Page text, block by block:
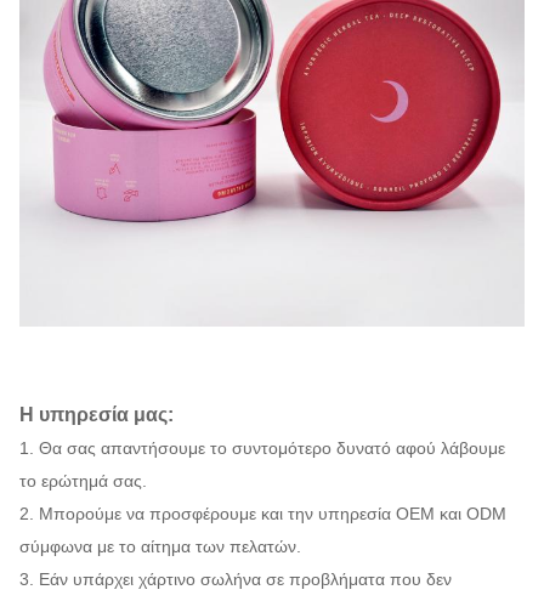
Η υπηρεσία μας:
1. Θα σας απαντήσουμε το συντομότερο δυνατό αφού λάβουμε
το ερώτημά σας.
2. Μπορούμε να προσφέρουμε και την υπηρεσία OEM και ODM
σύμφωνα με το αίτημα των πελατών.
3. Εάν υπάρχει χάρτινο σωλήνα σε προβλήματα που δεν